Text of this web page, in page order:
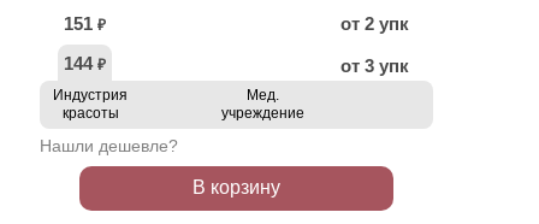
151 ₽
от 2 упк
144 ₽ от 3 упк
Индустрия
красоты
Мед.
учреждение
Нашли дешевле?
В корзину